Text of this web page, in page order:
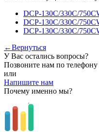
DCP-130C/330C/
DCP-130C/330C/
DCP-130C/330C/
←Вернуться
У Вас остались вопросы?
Позвоните нам по телефону
или
Напишите нам
Почему именно мы?